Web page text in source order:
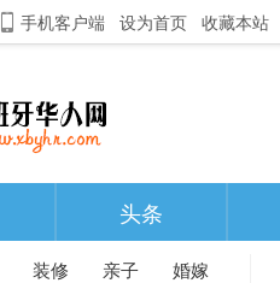
手机客户端 设为首页 收藏本站
头条
装修 亲子
婚嫁